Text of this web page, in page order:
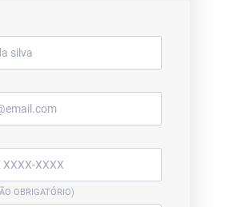
OBRIGATÓRIO)